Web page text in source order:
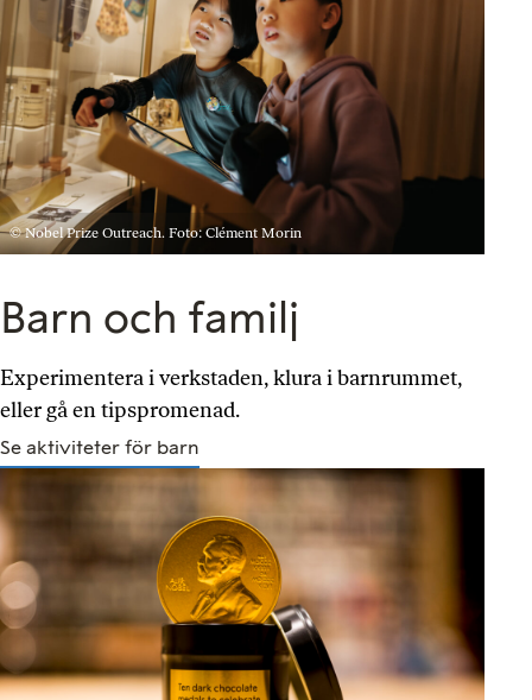
© Nobel Prize Outreach. Foto: Clément Morin
Barn och familj
Experimentera i verkstaden, klura i barnrummet,
eller gå en tipspromenad.
Se aktiviteter för barn